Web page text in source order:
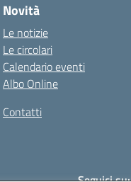
Novità
Le notizie
Le circolari
Calendario eventi
Albo Online
Contatti